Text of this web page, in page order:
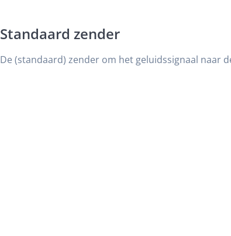
Standaard zender
De (standaard) zender om het geluidssignaal naar